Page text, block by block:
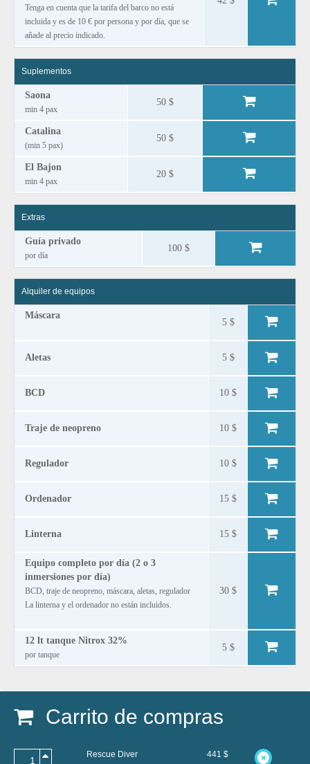
Tenga en cuenta que la tarifa del barco no está
incluida y es de 10 € por persona y por día, que se
añade al precio indicado.
Suplementos
Saona
min 4 pax
50 $
Catalina
(min 5 pax)
50 $
El Bajon
min 4 pax
20 $
Extras
Guía privado
por día
100 $
Alquiler de equipos
Máscara
5 $
Aletas 5 $
BCD 10 $
Traje de neopreno 10 $
Regulador 10 $
Ordenador 15 $
Linterna 15 $
Equipo completo por día (2 o 3
inmersiones por día)
BCD, traje de neopreno, máscara, aletas, regulador
La linterna y el ordenador no están incluidos.
30 $
12 lt tanque Nitrox 32%
por tanque
5 $
Carrito de compras
Rescue Diver 441 $